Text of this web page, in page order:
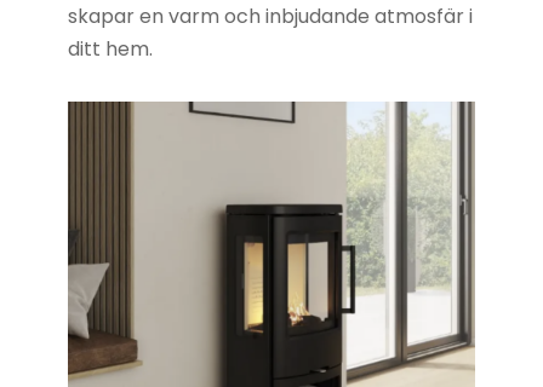
skapar en varm och inbjudande atmosfär i
ditt hem.